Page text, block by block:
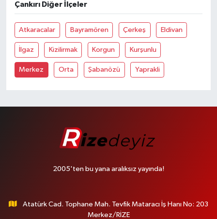
Çankırı Diğer İlçeler
Atkaracalar Bayramören Çerkeş Eldivan
İlgaz Kizilirmak Korgun Kurşunlu
Merkez Orta Şabanözü Yaprakli
2005'ten bu yana aralıksız yayında!
Atatürk Cad. Tophane Mah. Tevfik Mataracı İş Hanı No: 203
Merkez/RİZE